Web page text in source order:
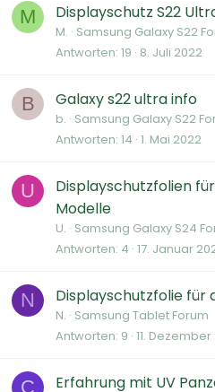
M Displayschutz S22
M. Samsung Galaxy S22
Antworten 19 8. Juli 2022
B Galaxy s22 ultra info
b. Samsung Galaxy S22
Antworten 14 1. Mai 2022
U
Displayschutzfolien
Modelle
U. Samsung Galaxy S24
Antworten 4 17. Januar
N Displayschutzfolie für
N. Samsung Tablet Forum
Antworten 9 11.
C Erfahrung mit UV